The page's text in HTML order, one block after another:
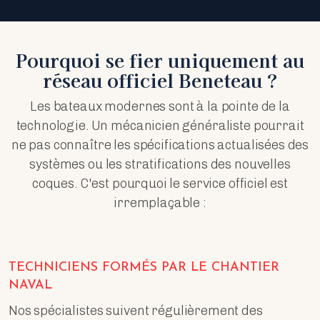
Pourquoi se fier uniquement au
réseau officiel Beneteau ?
Les bateaux modernes sont à la pointe de la
technologie. Un mécanicien généraliste pourrait
ne pas connaître les spécifications actualisées des
systèmes ou les stratifications des nouvelles
coques. C'est pourquoi le service officiel est
irremplaçable :
TECHNICIENS FORMÉS PAR LE CHANTIER
NAVAL
Nos spécialistes suivent régulièrement des